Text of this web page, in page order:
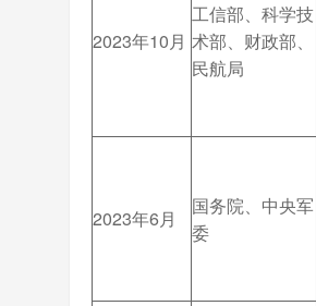
2023年10月
工信部、科学技
术部、财政部、
民航局
2023年6月
国务院、中央军
委